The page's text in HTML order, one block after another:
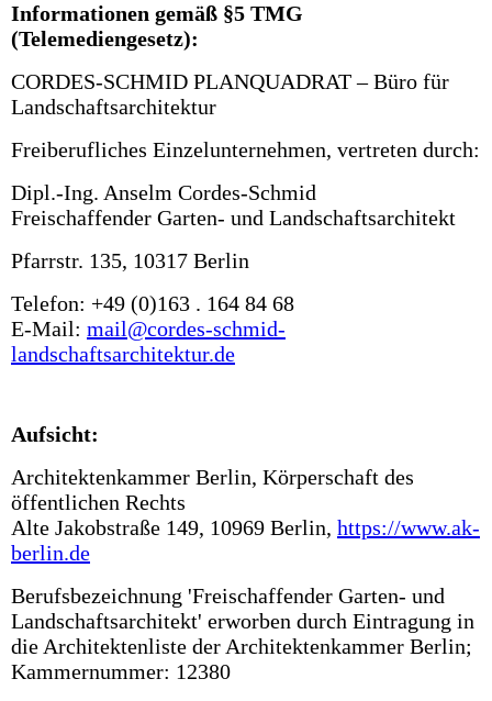
Informationen gemäß §5 TMG
(Telemediengesetz):
CORDES-SCHMID PLANQUADRAT – Büro für
Landschaftsarchitektur
Freiberufliches Einzelunternehmen, vertreten durch:
Dipl.-Ing. Anselm Cordes-Schmid
Freischaffender Garten- und Landschaftsarchitekt
Pfarrstr. 135, 10317 Berlin
Telefon: +49 (0)163 . 164 84 68
E-Mail: mail@cordes-schmid-
landschaftsarchitektur.de
Aufsicht:
Architektenkammer Berlin, Körperschaft des
öffentlichen Rechts
Alte Jakobstraße 149, 10969 Berlin, https://www.ak-
berlin.de
Berufsbezeichnung 'Freischaffender Garten- und
Landschaftsarchitekt' erworben durch Eintragung in
die Architektenliste der Architektenkammer Berlin;
Kammernummer: 12380